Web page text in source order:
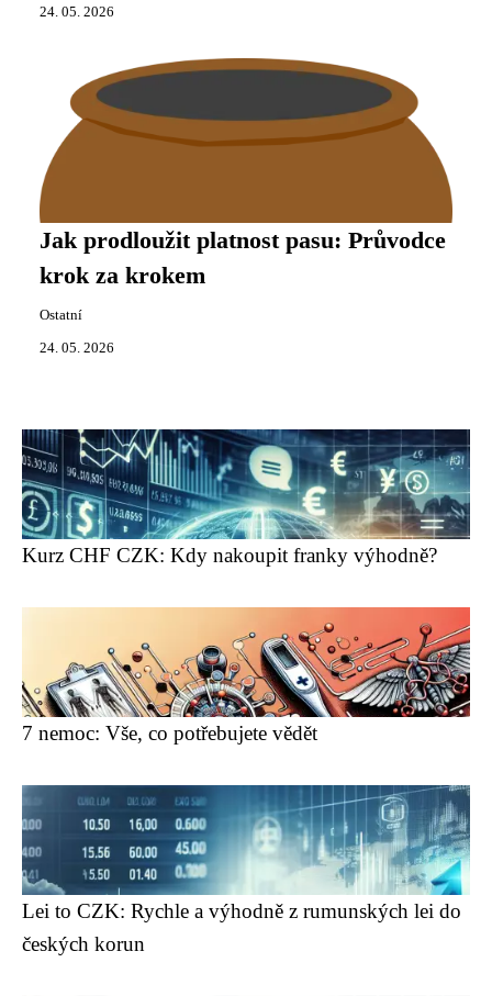
24. 05. 2026
Jak prodloužit platnost pasu: Průvodce
krok za krokem
Ostatní
24. 05. 2026
Kurz CHF CZK: Kdy nakoupit franky výhodně?
7 nemoc: Vše, co potřebujete vědět
Lei to CZK: Rychle a výhodně z rumunských lei do
českých korun